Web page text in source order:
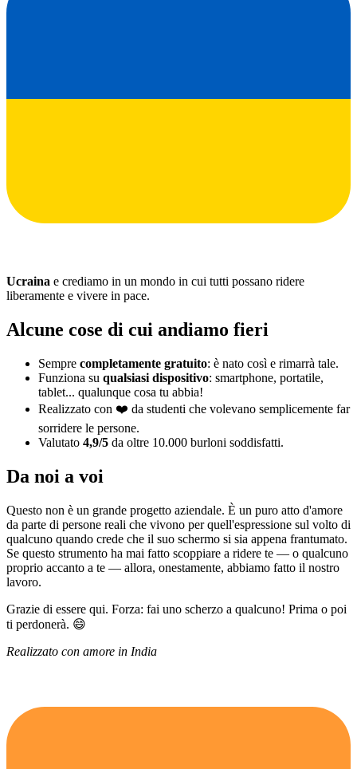
Ucraina e crediamo in un mondo in cui tutti possano ridere
liberamente e vivere in pace.
Alcune cose di cui andiamo fieri
Sempre completamente gratuito: è nato così e rimarrà tale.
Funziona su qualsiasi dispositivo: smartphone, portatile,
tablet... qualunque cosa tu abbia!
Realizzato con ❤️ da studenti che volevano semplicemente far
sorridere le persone.
Valutato 4,9/5 da oltre 10.000 burloni soddisfatti.
Da noi a voi
Questo non è un grande progetto aziendale. È un puro atto d'amore
da parte di persone reali che vivono per quell'espressione sul volto di
qualcuno quando crede che il suo schermo si sia appena frantumato.
Se questo strumento ha mai fatto scoppiare a ridere te — o qualcuno
proprio accanto a te — allora, onestamente, abbiamo fatto il nostro
lavoro.
Grazie di essere qui. Forza: fai uno scherzo a qualcuno! Prima o poi
ti perdonerà. 😄
Realizzato con amore in India